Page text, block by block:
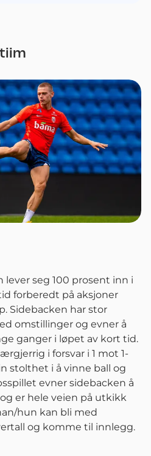
lever seg 100 prosent inn i
forberedt på aksjoner
Sidebacken har stor
omstillinger og evner å
ganger i løpet av kort tid.
i forsvar i 1 mot 1-
stolthet i å vinne ball og
evner sidebacken å
er hele veien på utkikk
hun kan bli med
og komme til innlegg.